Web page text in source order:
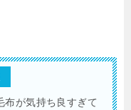
布が気持ち良すぎて